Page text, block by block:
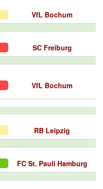
VfL Bochum
SC Freiburg
VfL Bochum
RB Leipzig
FC St. Pauli Hamburg